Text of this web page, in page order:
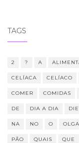
TAGS
2 ? A
CELÍACA CELÍACO
COMER COMIDAS
DE DIA A DIA
NA NO O OLGA
PÃO QUAIS QUE